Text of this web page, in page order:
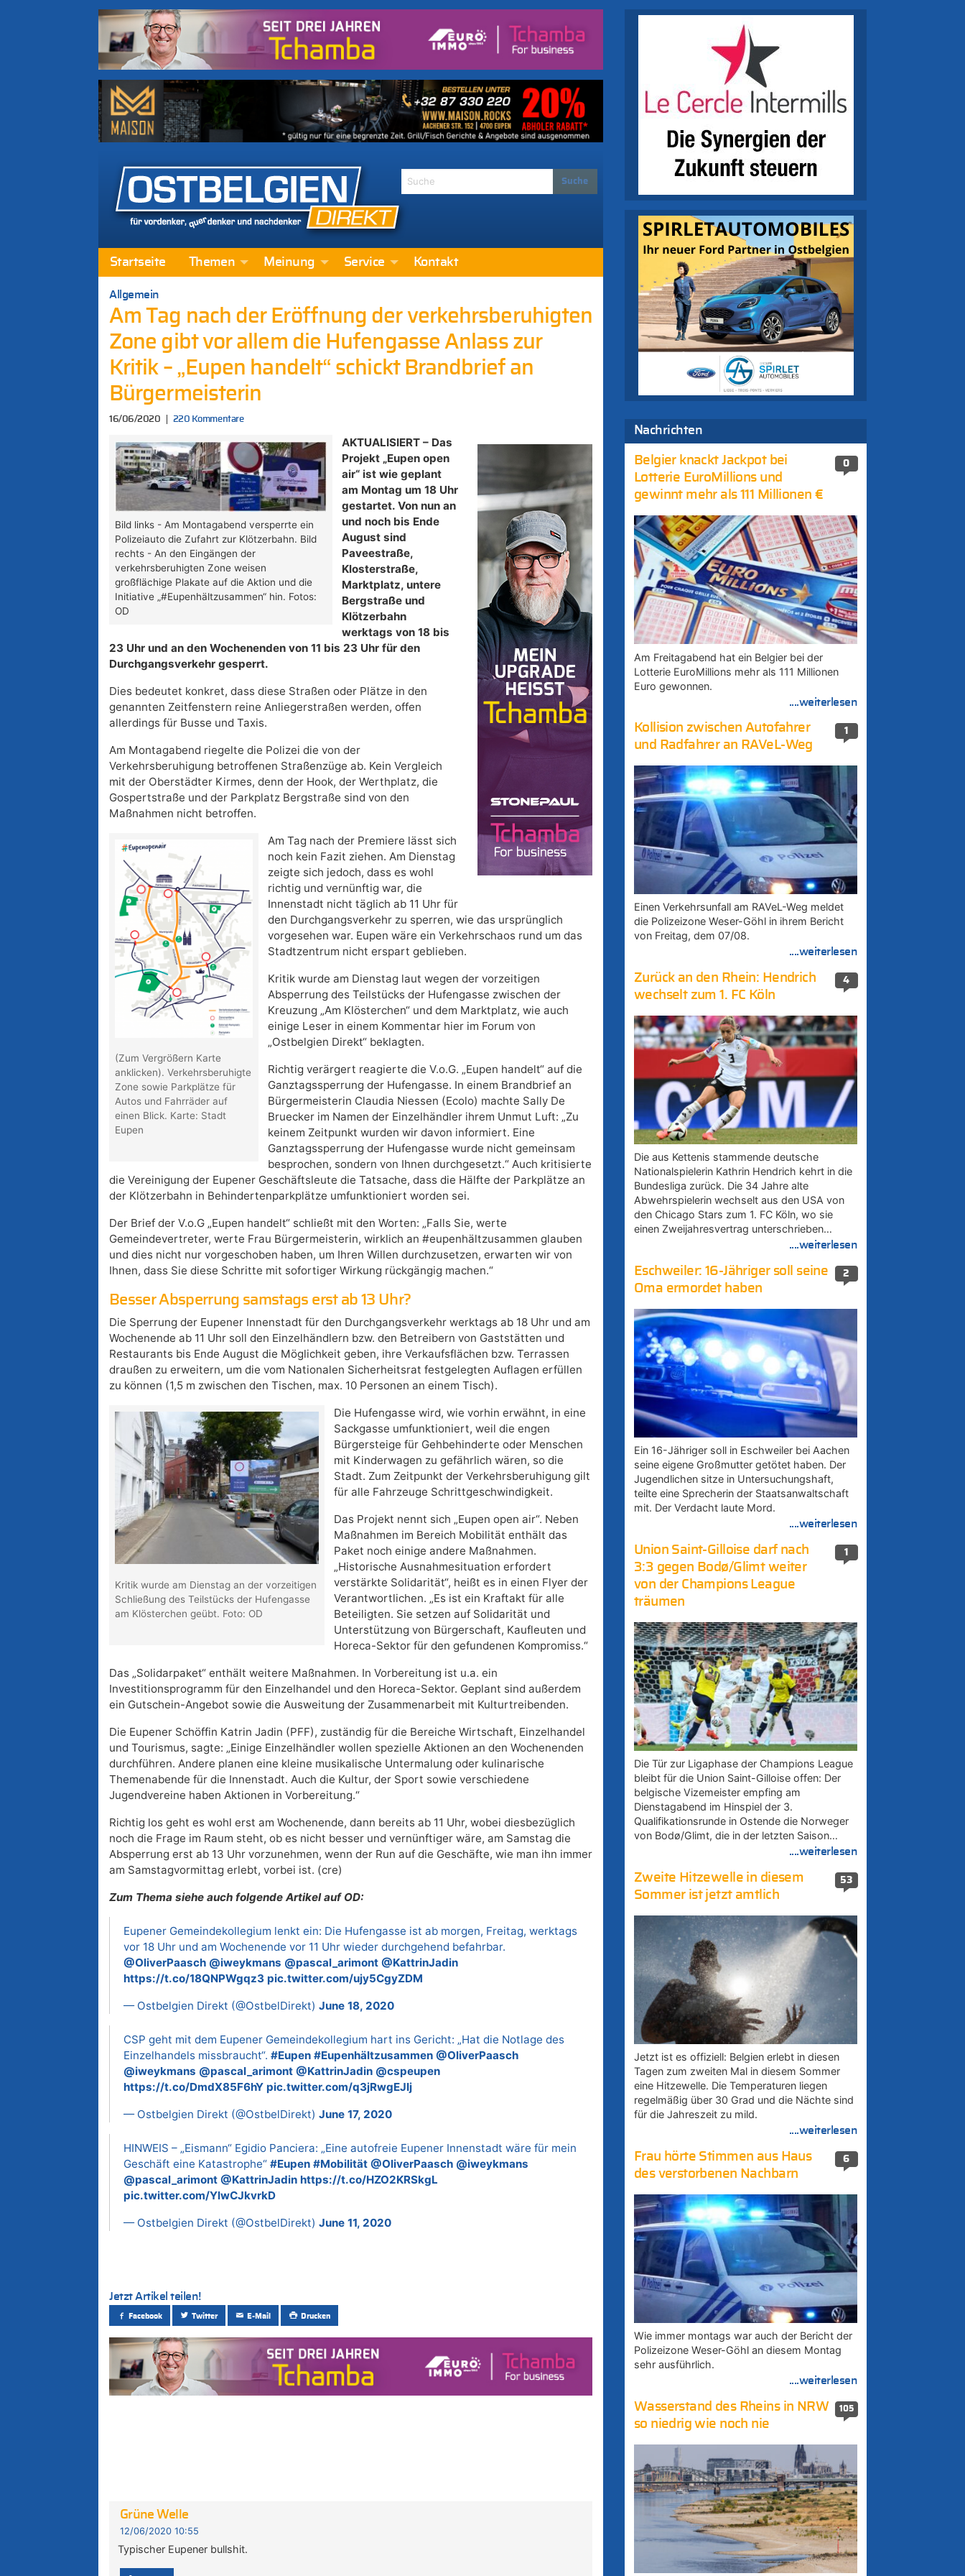
Startseite Themen Meinung Service Kontakt
Allgemein
Am Tag nach der Eröffnung der verkehrsberuhigten
Zone gibt vor allem die Hufengasse Anlass zur
Kritik – „Eupen handelt“ schickt Brandbrief an
Bürgermeisterin
16/06/2020 220 Kommentare
Bild links - Am Montagabend versperrte ein
Polizeiauto die Zufahrt zur Klötzerbahn. Bild
rechts - An den Eingängen der
verkehrsberuhigten Zone weisen
großflächige Plakate auf die Aktion und die
Initiative „#Eupenhältzusammen“ hin. Fotos:
OD
AKTUALISIERT – Das
Projekt „Eupen open
air“ ist wie geplant
am Montag um 18 Uhr
gestartet. Von nun an
und noch bis Ende
August sind
Paveestraße,
Klosterstraße,
Marktplatz, untere
Bergstraße und
Klötzerbahn
werktags von 18 bis
23 Uhr und an den Wochenenden von 11 bis 23 Uhr für den
Durchgangsverkehr gesperrt.
Dies bedeutet konkret, dass diese Straßen oder Plätze in den
genannten Zeitfenstern reine Anliegerstraßen werden, offen
allerdings für Busse und Taxis.
Am Montagabend riegelte die Polizei die von der
Verkehrsberuhigung betroffenen Straßenzüge ab. Kein Vergleich
mit der Oberstädter Kirmes, denn der Hook, der Werthplatz, die
Gospertstraße und der Parkplatz Bergstraße sind von den
Maßnahmen nicht betroffen.
(Zum Vergrößern Karte
anklicken). Verkehrsberuhigte
Zone sowie Parkplätze für
Autos und Fahrräder auf
einen Blick. Karte: Stadt
Eupen
Am Tag nach der Premiere lässt sich
noch kein Fazit ziehen. Am Dienstag
zeigte sich jedoch, dass es wohl
richtig und vernünftig war, die
Innenstadt nicht täglich ab 11 Uhr für
den Durchgangsverkehr zu sperren, wie das ursprünglich
vorgesehen war. Eupen wäre ein Verkehrschaos rund um das
Stadtzentrum nicht erspart geblieben.
Kritik wurde am Dienstag laut wegen der vorzeitigen
Absperrung des Teilstücks der Hufengasse zwischen der
Kreuzung „Am Klösterchen“ und dem Marktplatz, wie auch
einige Leser in einem Kommentar hier im Forum von
„Ostbelgien Direkt“ beklagten.
Richtig verärgert reagierte die V.o.G. „Eupen handelt“ auf die
Ganztagssperrung der Hufengasse. In einem Brandbrief an
Bürgermeisterin Claudia Niessen (Ecolo) machte Sally De
Bruecker im Namen der Einzelhändler ihrem Unmut Luft: „Zu
keinem Zeitpunkt wurden wir davon informiert. Eine
Ganztagssperrung der Hufengasse wurde nicht gemeinsam
besprochen, sondern von Ihnen durchgesetzt.“ Auch kritisierte
die Vereinigung der Eupener Geschäftsleute die Tatsache, dass die Hälfte der Parkplätze an
der Klötzerbahn in Behindertenparkplätze umfunktioniert worden sei.
Der Brief der V.o.G „Eupen handelt“ schließt mit den Worten: „Falls Sie, werte
Gemeindevertreter, werte Frau Bürgermeisterin, wirklich an #eupenhältzusammen glauben
und dies nicht nur vorgeschoben haben, um Ihren Willen durchzusetzen, erwarten wir von
Ihnen, dass Sie diese Schritte mit sofortiger Wirkung rückgängig machen.“
Besser Absperrung samstags erst ab 13 Uhr?
Die Sperrung der Eupener Innenstadt für den Durchgangsverkehr werktags ab 18 Uhr und am
Wochenende ab 11 Uhr soll den Einzelhändlern bzw. den Betreibern von Gaststätten und
Restaurants bis Ende August die Möglichkeit geben, ihre Verkaufsflächen bzw. Terrassen
draußen zu erweitern, um die vom Nationalen Sicherheitsrat festgelegten Auflagen erfüllen
zu können (1,5 m zwischen den Tischen, max. 10 Personen an einem Tisch).
Kritik wurde am Dienstag an der vorzeitigen
Schließung des Teilstücks der Hufengasse
am Klösterchen geübt. Foto: OD
Die Hufengasse wird, wie vorhin erwähnt, in eine
Sackgasse umfunktioniert, weil die engen
Bürgersteige für Gehbehinderte oder Menschen
mit Kinderwagen zu gefährlich wären, so die
Stadt. Zum Zeitpunkt der Verkehrsberuhigung gilt
für alle Fahrzeuge Schrittgeschwindigkeit.
Das Projekt nennt sich „Eupen open air“. Neben
Maßnahmen im Bereich Mobilität enthält das
Paket noch einige andere Maßnahmen.
„Historische Ausnahmesituation erfordert
verstärkte Solidarität“, heißt es in einen Flyer der
Verantwortlichen. „Es ist ein Kraftakt für alle
Beteiligten. Sie setzen auf Solidarität und
Unterstützung von Bürgerschaft, Kaufleuten und
Horeca-Sektor für den gefundenen Kompromiss.“
Das „Solidarpaket“ enthält weitere Maßnahmen. In Vorbereitung ist u.a. ein
Investitionsprogramm für den Einzelhandel und den Horeca-Sektor. Geplant sind außerdem
ein Gutschein-Angebot sowie die Ausweitung der Zusammenarbeit mit Kulturtreibenden.
Die Eupener Schöffin Katrin Jadin (PFF), zuständig für die Bereiche Wirtschaft, Einzelhandel
und Tourismus, sagte: „Einige Einzelhändler wollen spezielle Aktionen an den Wochenenden
durchführen. Andere planen eine kleine musikalische Untermalung oder kulinarische
Themenabende für die Innenstadt. Auch die Kultur, der Sport sowie verschiedene
Jugendvereine haben Aktionen in Vorbereitung.“
Richtig los geht es wohl erst am Wochenende, dann bereits ab 11 Uhr, wobei diesbezüglich
noch die Frage im Raum steht, ob es nicht besser und vernünftiger wäre, am Samstag die
Absperrung erst ab 13 Uhr vorzunehmen, wenn der Run auf die Geschäfte, wie man ihn immer
am Samstagvormittag erlebt, vorbei ist. (cre)
Zum Thema siehe auch folgende Artikel auf OD:
Eupener Gemeindekollegium lenkt ein: Die Hufengasse ist ab morgen, Freitag, werktags
vor 18 Uhr und am Wochenende vor 11 Uhr wieder durchgehend befahrbar.
@OliverPaasch @iweykmans @pascal_arimont @KattrinJadin
https://t.co/18QNPWgqz3 pic.twitter.com/ujy5CgyZDM
— Ostbelgien Direkt (@OstbelDirekt) June 18, 2020
CSP geht mit dem Eupener Gemeindekollegium hart ins Gericht: „Hat die Notlage des
Einzelhandels missbraucht“. #Eupen #Eupenhältzusammen @OliverPaasch
@iweykmans @pascal_arimont @KattrinJadin @cspeupen
https://t.co/DmdX85F6hY pic.twitter.com/q3jRwgEJIj
— Ostbelgien Direkt (@OstbelDirekt) June 17, 2020
HINWEIS – „Eismann“ Egidio Panciera: „Eine autofreie Eupener Innenstadt wäre für mein
Geschäft eine Katastrophe“ #Eupen #Mobilität @OliverPaasch @iweykmans
@pascal_arimont @KattrinJadin https://t.co/HZO2KRSkgL
pic.twitter.com/YlwCJkvrkD
— Ostbelgien Direkt (@OstbelDirekt) June 11, 2020
Jetzt Artikel teilen!
Facebook Twitter E-Mail Drucken
Grüne Welle
12/06/2020 10:55
Typischer Eupener bullshit.
Nachrichten
0
Belgier knackt Jackpot bei
Lotterie EuroMillions und
gewinnt mehr als 111 Millionen €
Am Freitagabend hat ein Belgier bei der
Lotterie EuroMillions mehr als 111 Millionen
Euro gewonnen.
....weiterlesen
1
Kollision zwischen Autofahrer
und Radfahrer an RAVeL-Weg
Einen Verkehrsunfall am RAVeL-Weg meldet
die Polizeizone Weser-Göhl in ihrem Bericht
von Freitag, dem 07/08.
....weiterlesen
4
Zurück an den Rhein: Hendrich
wechselt zum 1. FC Köln
Die aus Kettenis stammende deutsche
Nationalspielerin Kathrin Hendrich kehrt in die
Bundesliga zurück. Die 34 Jahre alte
Abwehrspielerin wechselt aus den USA von
den Chicago Stars zum 1. FC Köln, wo sie
einen Zweijahresvertrag unterschrieben…
....weiterlesen
2
Eschweiler: 16-Jähriger soll seine
Oma ermordet haben
Ein 16-Jähriger soll in Eschweiler bei Aachen
seine eigene Großmutter getötet haben. Der
Jugendlichen sitze in Untersuchungshaft,
teilte eine Sprecherin der Staatsanwaltschaft
mit. Der Verdacht laute Mord.
....weiterlesen
1
Union Saint-Gilloise darf nach
3:3 gegen Bodø/Glimt weiter
von der Champions League
träumen
Die Tür zur Ligaphase der Champions League
bleibt für die Union Saint-Gilloise offen: Der
belgische Vizemeister empfing am
Dienstagabend im Hinspiel der 3.
Qualifikationsrunde in Ostende die Norweger
von Bodø/Glimt, die in der letzten Saison…
....weiterlesen
53
Zweite Hitzewelle in diesem
Sommer ist jetzt amtlich
Jetzt ist es offiziell: Belgien erlebt in diesen
Tagen zum zweiten Mal in diesem Sommer
eine Hitzewelle. Die Temperaturen liegen
regelmäßig über 30 Grad und die Nächte sind
für die Jahreszeit zu mild.
....weiterlesen
6
Frau hörte Stimmen aus Haus
des verstorbenen Nachbarn
Wie immer montags war auch der Bericht der
Polizeizone Weser-Göhl an diesem Montag
sehr ausführlich.
....weiterlesen
105
Wasserstand des Rheins in NRW
so niedrig wie noch nie